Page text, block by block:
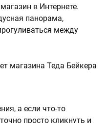
в Интернете.
панорама,
между
а если что-то
просто кликнуть и